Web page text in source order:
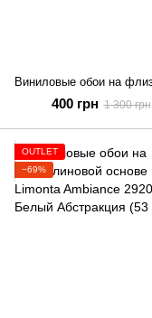
400 грн 1 300 грн
OUTLET
−69%